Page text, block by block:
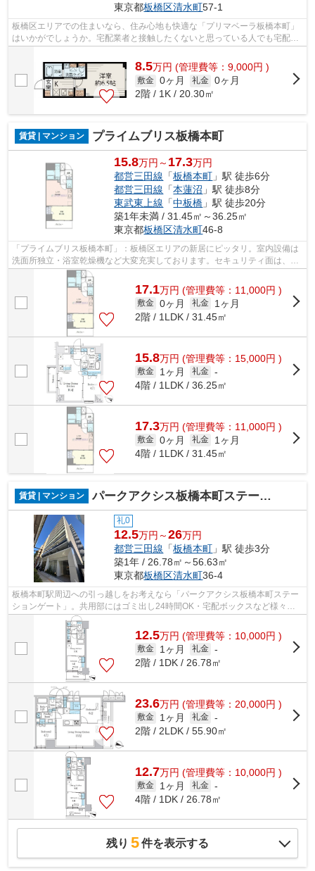
東京都板橋区清水町57-1
板橋区エリアでの住まいなら、住み心地も快適な「プリマベーラ板橋本町」
はいかがでしょうか。宅配業者と接触したくないと思っている人でも宅配ボ
ックスがあるので接触せずに荷物を受...
8.5万円 (管理費等：9,000円 )
敷金 0ヶ月 礼金 0ヶ月
2階 / 1K / 20.30㎡
賃貸 | マンション プライムブリス板橋本町
15.8万円～ 17.3万円
都営三田線 「板橋本町 」駅 徒歩6分
都営三田線 「本蓮沼 」駅 徒歩8分
東武東上線 「中板橋 」駅 徒歩20分
築1年未満 / 31.45㎡～36.25㎡
東京都板橋区清水町46-8
「プライムブリス板橋本町」：板橋区エリアの新居にピッタリ。室内設備は
洗面所独立・浴室乾燥機など大変充実しております。セキュリティ面は、オ
ートロック・TVインターホンなどを備...
17.1万円 (管理費等：11,000円 )
敷金 0ヶ月 礼金
1ヶ月
2階 / 1LDK / 31.45㎡
15.8万円 (管理費等：15,000円 )
敷金 1ヶ月 礼金 -
4階 / 1LDK / 36.25㎡
17.3万円 (管理費等：11,000円 )
敷金 0ヶ月 礼金
1ヶ月
4階 / 1LDK / 31.45㎡
賃貸 | マンション パークアクシス板橋本町ステーションゲート
礼0
12.5万円～26万円
都営三田線 「板橋本町 」駅 徒歩3分
築1年 / 26.78㎡～56.63㎡
東京都板橋区清水町36-4
板橋本町駅周辺への引っ越しをお考えなら「パークアクシス板橋本町ステー
ションゲート」。共用部にはゴミ出し24時間OK・宅配ボックスなど様々な
設備やサービスが揃っているので便利で...
12.5万円 (管理費等：10,000円 )
敷金 1ヶ月 礼金 -
2階 / 1DK / 26.78㎡
23.6万円 (管理費等：20,000円 )
敷金 1ヶ月 礼金 -
2階 / 2LDK / 55.90㎡
12.7万円 (管理費等：10,000円 )
敷金 1ヶ月 礼金 -
4階 / 1DK / 26.78㎡
残り 5件を表示する